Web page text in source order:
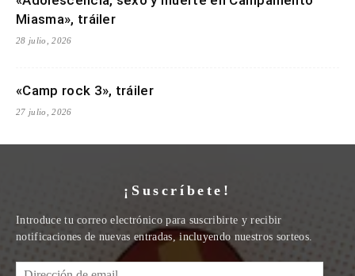
Miasma», tráiler
28 julio, 2026
«Camp rock 3», tráiler
27 julio, 2026
¡Suscríbete!
Introduce tu correo electrónico para suscribirte y recibir
notificaciones de nuevas entradas, incluyendo nuestros sorteos.
Dirección